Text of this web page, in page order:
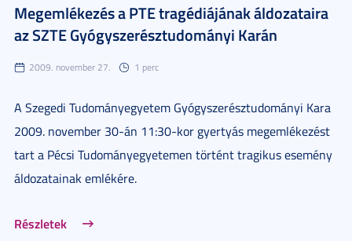
Megemlékezés a PTE tragédiájának áldozataira
az SZTE Gyógyszerésztudományi Karán
2009. november 27. 1 perc
A Szegedi Tudományegyetem Gyógyszerésztudományi Kara
2009. november 30-án 11:30-kor gyertyás megemlékezést
tart a Pécsi Tudományegyetemen történt tragikus esemény
áldozatainak emlékére.
Részletek